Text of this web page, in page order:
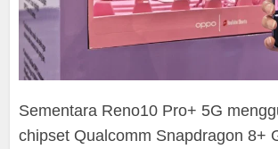
Sementara Reno10 Pro+ 5G
chipset Qualcomm Snapdragon 8+